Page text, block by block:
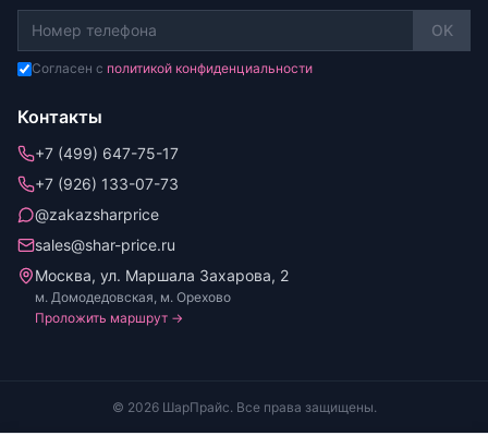
OK
Согласен с политикой конфиденциальности
Контакты
+7 (499) 647-75-17
+7 (926) 133-07-73
@zakazsharprice
sales@shar-price.ru
Москва, ул. Маршала Захарова, 2
м. Домодедовская, м. Орехово
Проложить маршрут →
© 2026 ШарПрайс. Все права защищены.